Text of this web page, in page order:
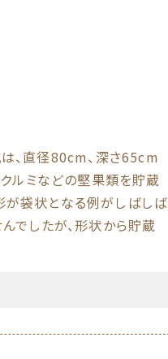
、直径80cm、深さ65cm
クルミなどの堅果類を貯蔵
が袋状となる例がしばしば
でしたが、形状から貯蔵